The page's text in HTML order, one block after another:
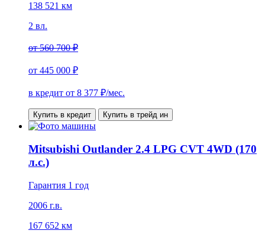
138 521 км
2 вл.
от560 700 ₽
от 445 000 ₽
в кредит от 8 377 ₽/мес.
Купить в кредит Купить в трейд ин
Mitsubishi Outlander 2.4 LPG CVT 4WD (170
л.с.)
Гарантия 1 год
2006 г.в.
167 652 км